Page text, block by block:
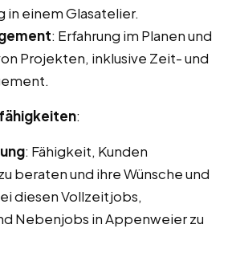
in einem Glasatelier.
: Erfahrung im Planen und
Projekten, inklusive Zeit- und
:
: Fähigkeit, Kunden
beraten und ihre Wünsche und
diesen Vollzeitjobs,
Nebenjobs in Appenweier zu